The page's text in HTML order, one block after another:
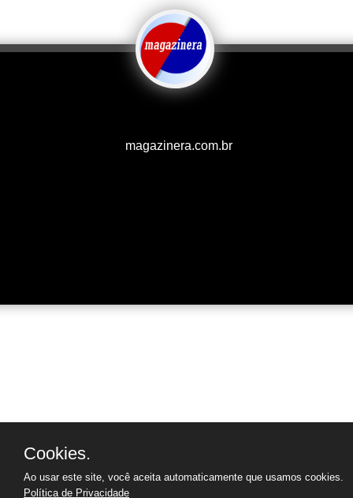
magazinera.com.br
Cookies.
Ao usar este site, você aceita automaticamente que usamos cookies.
Política de Privacidade